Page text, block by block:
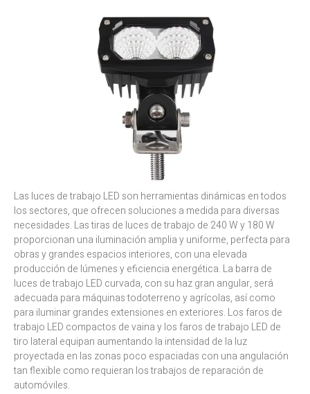
Las luces de trabajo LED son herramientas dinámicas en todos
los sectores, que ofrecen soluciones a medida para diversas
necesidades. Las tiras de luces de trabajo de 240 W y 180 W
proporcionan una iluminación amplia y uniforme, perfecta para
obras y grandes espacios interiores, con una elevada
producción de lúmenes y eficiencia energética. La barra de
luces de trabajo LED curvada, con su haz gran angular, será
adecuada para máquinas todoterreno y agrícolas, así como
para iluminar grandes extensiones en exteriores. Los faros de
trabajo LED compactos de vaina y los faros de trabajo LED de
tiro lateral equipan aumentando la intensidad de la luz
proyectada en las zonas poco espaciadas con una angulación
tan flexible como requieran los trabajos de reparación de
automóviles.